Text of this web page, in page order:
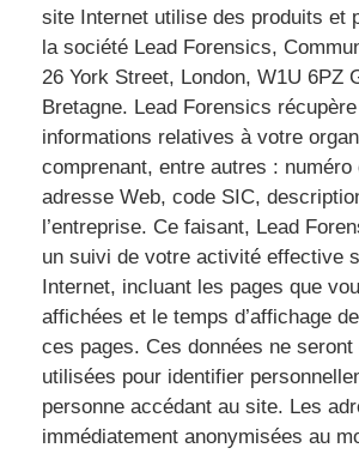
site Internet utilise des produits et
la société Lead Forensics,
26 York Street, London, W1U 6PZ
Bretagne. Lead Forensics
informations relatives à votre
comprenant, entre autres : numéro
adresse Web, code SIC,
l’entreprise. Ce faisant, Lead
un suivi de votre activité effective
Internet, incluant les pages que
affichées et le temps d’affichage
ces pages. Ces données ne seront
utilisées pour identifier
personne accédant au site. Les
immédiatement anonymisées au